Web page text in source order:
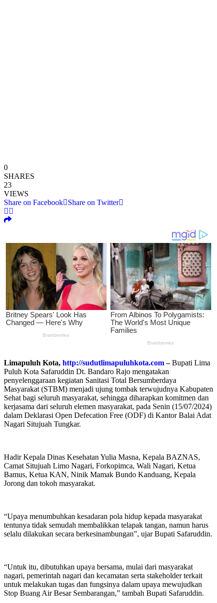
0
SHARES
23
VIEWS
Share on Facebook
Share on Twitter
Limapuluh Kota, http://sudutlimapuluhkota.com–Bupati Lima
Puluh Kota Safaruddin Dt. Bandaro Rajo mengatakan
penyelenggaraan kegiatan Sanitasi Total Bersumberdaya
Masyarakat (STBM) menjadi ujung tombak terwujudnya Kabupaten
Sehat bagi seluruh masyarakat, sehingga diharapkan komitmen dan
kerjasama dari seluruh elemen masyarakat, pada Senin (15/07/2024)
dalam Deklarasi Open Defecation Free (ODF) di Kantor Balai Adat
Nagari Situjuah Tungkar.
Hadir Kepala Dinas Kesehatan Yulia Masna, Kepala BAZNAS,
Camat Situjuah Limo Nagari, Forkopimca, Wali Nagari, Ketua
Bamus, Ketua KAN, Ninik Mamak Bundo Kanduang, Kepala
Jorong dan tokoh masyarakat.
“Upaya menumbuhkan kesadaran pola hidup kepada masyarakat
tentunya tidak semudah membalikkan telapak tangan, namun harus
selalu dilakukan secara berkesinambungan”, ujar Bupati Safaruddin.
“Untuk itu, dibutuhkan upaya bersama, mulai dari masyarakat
nagari, pemerintah nagari dan kecamatan serta stakeholder terkait
untuk melakukan tugas dan fungsinya dalam upaya mewujudkan
Stop Buang Air Besar Sembarangan,” tambah Bupati Safaruddin.